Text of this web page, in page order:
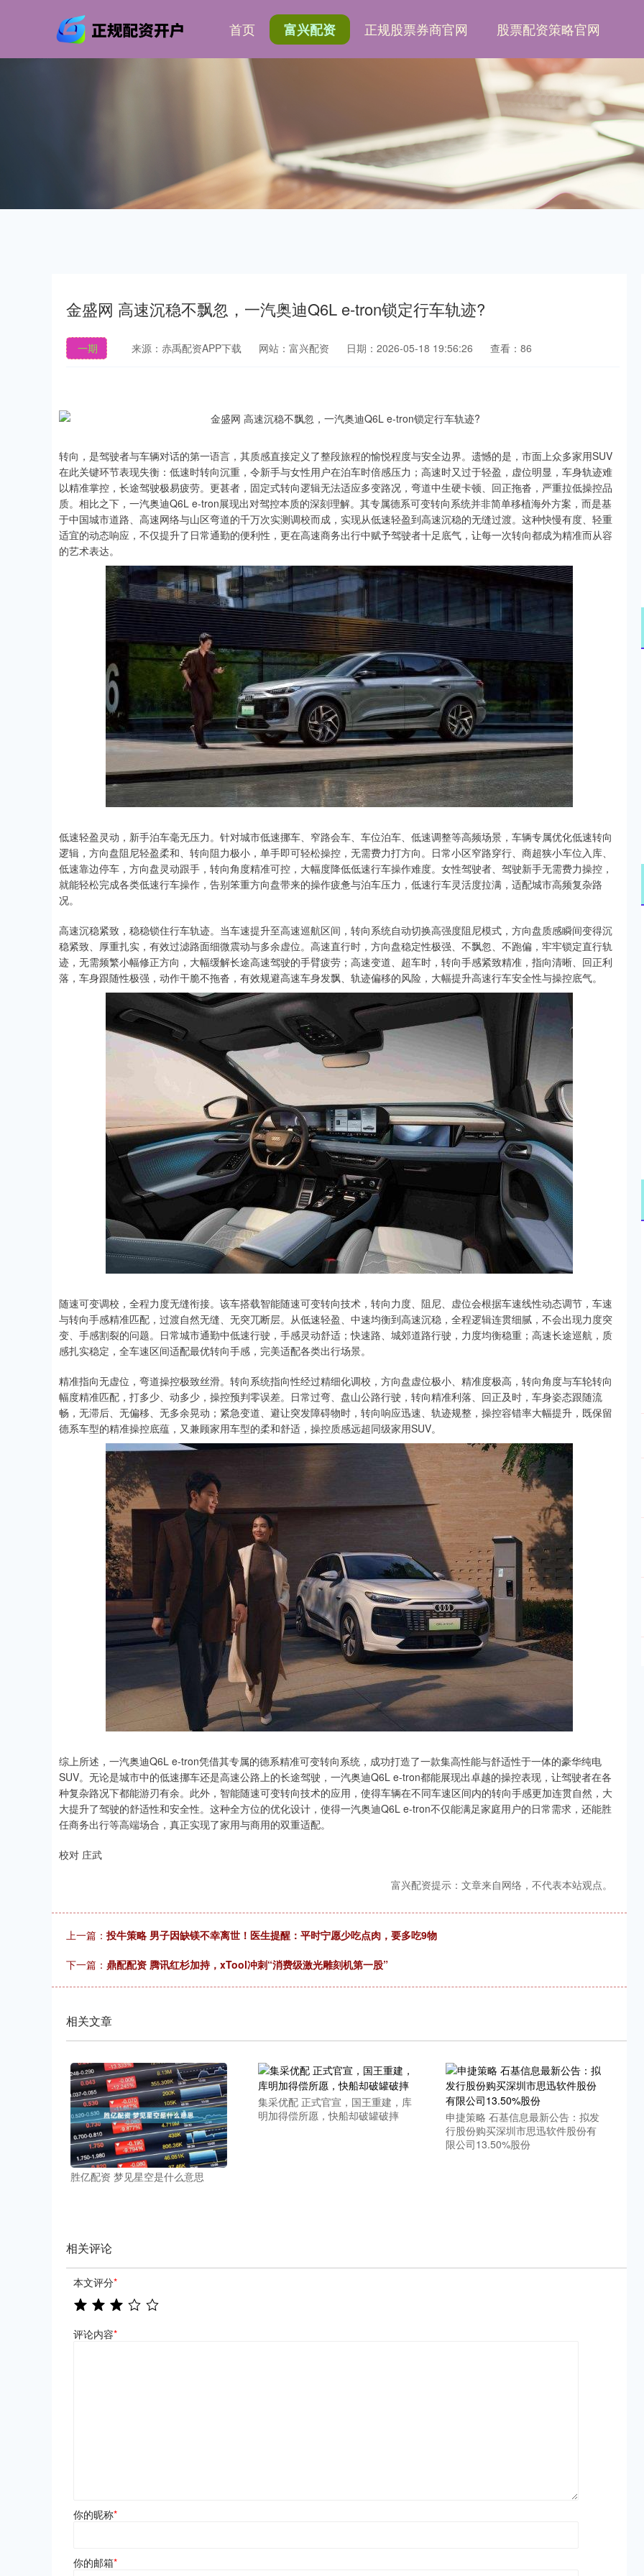
首页 富兴配资 正规股票券商官网 股票配资策略官网
金盛网 高速沉稳不飘忽，一汽奥迪Q6L e-tron锁定行车轨迹?
一期 来源：赤禹配资APP下载 网站：富兴配资 日期：2026-05-18 19:56:26 查看：86
转向，是驾驶者与车辆对话的第一语言，其质感直接定义了整段旅程的愉悦程度与安全边界。遗憾的是，市面上众多家用SUV
在此关键环节表现失衡：低速时转向沉重，令新手与女性用户在泊车时倍感压力；高速时又过于轻盈，虚位明显，车身轨迹难
以精准掌控，长途驾驶极易疲劳。更甚者，固定式转向逻辑无法适应多变路况，弯道中生硬卡顿、回正拖沓，严重拉低操控品
质。相比之下，一汽奥迪Q6L e-tron展现出对驾控本质的深刻理解。其专属德系可变转向系统并非简单移植海外方案，而是基
于中国城市道路、高速网络与山区弯道的千万次实测调校而成，实现从低速轻盈到高速沉稳的无缝过渡。这种快慢有度、轻重
适宜的动态响应，不仅提升了日常通勤的便利性，更在高速商务出行中赋予驾驶者十足底气，让每一次转向都成为精准而从容
的艺术表达。
低速轻盈灵动，新手泊车毫无压力。针对城市低速挪车、窄路会车、车位泊车、低速调整等高频场景，车辆专属优化低速转向
逻辑，方向盘阻尼轻盈柔和、转向阻力极小，单手即可轻松操控，无需费力打方向。日常小区窄路穿行、商超狭小车位入库、
低速靠边停车，方向盘灵动跟手，转向角度精准可控，大幅度降低低速行车操作难度。女性驾驶者、驾驶新手无需费力操控，
就能轻松完成各类低速行车操作，告别笨重方向盘带来的操作疲惫与泊车压力，低速行车灵活度拉满，适配城市高频复杂路
况。
高速沉稳紧致，稳稳锁住行车轨迹。当车速提升至高速巡航区间，转向系统自动切换高强度阻尼模式，方向盘质感瞬间变得沉
稳紧致、厚重扎实，有效过滤路面细微震动与多余虚位。高速直行时，方向盘稳定性极强、不飘忽、不跑偏，牢牢锁定直行轨
迹，无需频繁小幅修正方向，大幅缓解长途高速驾驶的手臂疲劳；高速变道、超车时，转向手感紧致精准，指向清晰、回正利
落，车身跟随性极强，动作干脆不拖沓，有效规避高速车身发飘、轨迹偏移的风险，大幅提升高速行车安全性与操控底气。
随速可变调校，全程力度无缝衔接。该车搭载智能随速可变转向技术，转向力度、阻尼、虚位会根据车速线性动态调节，车速
与转向手感精准匹配，过渡自然无缝、无突兀断层。从低速轻盈、中速均衡到高速沉稳，全程逻辑连贯细腻，不会出现力度突
变、手感割裂的问题。日常城市通勤中低速行驶，手感灵动舒适；快速路、城郊道路行驶，力度均衡稳重；高速长途巡航，质
感扎实稳定，全车速区间适配最优转向手感，完美适配各类出行场景。
精准指向无虚位，弯道操控极致丝滑。转向系统指向性经过精细化调校，方向盘虚位极小、精准度极高，转向角度与车轮转向
幅度精准匹配，打多少、动多少，操控预判零误差。日常过弯、盘山公路行驶，转向精准利落、回正及时，车身姿态跟随流
畅，无滞后、无偏移、无多余晃动；紧急变道、避让突发障碍物时，转向响应迅速、轨迹规整，操控容错率大幅提升，既保留
德系车型的精准操控底蕴，又兼顾家用车型的柔和舒适，操控质感远超同级家用SUV。
综上所述，一汽奥迪Q6L e-tron凭借其专属的德系精准可变转向系统，成功打造了一款集高性能与舒适性于一体的豪华纯电
SUV。无论是城市中的低速挪车还是高速公路上的长途驾驶，一汽奥迪Q6L e-tron都能展现出卓越的操控表现，让驾驶者在各
种复杂路况下都能游刃有余。此外，智能随速可变转向技术的应用，使得车辆在不同车速区间内的转向手感更加连贯自然，大
大提升了驾驶的舒适性和安全性。这种全方位的优化设计，使得一汽奥迪Q6L e-tron不仅能满足家庭用户的日常需求，还能胜
任商务出行等高端场合，真正实现了家用与商用的双重适配。
校对 庄武
富兴配资提示：文章来自网络，不代表本站观点。
上一篇： 投牛策略 男子因缺镁不幸离世！医生提醒：平时宁愿少吃点肉，要多吃9物
下一篇： 鼎配配资 腾讯红杉加持，xTool冲刺“消费级激光雕刻机第一股”
相关文章
胜亿配资 梦见星空是什么意思
集采优配 正式官宣，国王重建，库
明加得偿所愿，快船却破罐破摔
申捷策略 石基信息最新公告：拟发
行股份购买深圳市思迅软件股份有
限公司13.50%股份
相关评论
本文评分*
评论内容*
你的昵称*
你的邮箱*
深证成指 14148.86 -162.15 -1.13% 沪深300 4670.05